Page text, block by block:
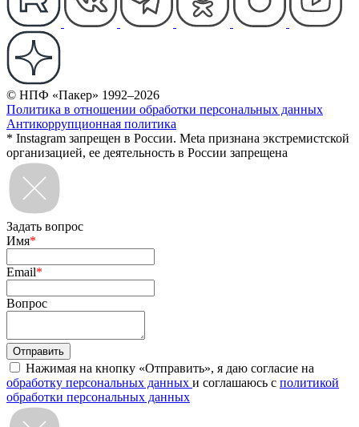
© НПФ «Пакер» 1992–2026
Политика в отношении обработки персональных данных
Антикоррупционная политика
* Instagram запрещен в России. Meta признана экстремистской
организацией, ее деятельность в России запрещена
Задать вопрос
Имя*
Email*
Вопрос
Нажимая на кнопку «Отправить», я даю согласие на
обработку персональных данных и соглашаюсь с политикой
обработки персональных данных